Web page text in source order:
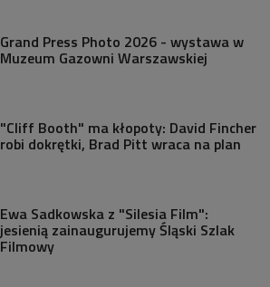
Grand Press Photo 2026 - wystawa w
Muzeum Gazowni Warszawskiej
"Cliff Booth" ma kłopoty: David Fincher
robi dokrętki, Brad Pitt wraca na plan
Ewa Sadkowska z "Silesia Film":
jesienią zainaugurujemy Śląski Szlak
Filmowy